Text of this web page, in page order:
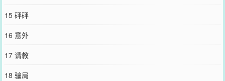
压压。#被压在床上气都喘不匀的时候，他：哥哥，明天想吃梅菜扣
肉……碎碎念：1.1v1，双洁，he，封面是祝渝，大图可见大眼@晋江
山枕月。2.没什么雷点，都市小甜饼，文案修了一下，梗没变，放心
食用。3.攻是那种很理性的，大乃肌肉（比划）贤惠，很会做饭（各
种意义上）的攻！【PS：大乃！男人最好的医美！！！！】
您要是觉得《
群和微博微信里的朋友推荐哦！
15 砰砰
16 意外
17 请教
18 骗局